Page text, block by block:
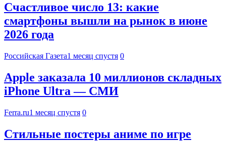
Счастливое число 13: какие
смартфоны вышли на рынок в июне
2026 года
Российская Газета1 месяц спустя 0
Apple заказала 10 миллионов складных
iPhone Ultra — СМИ
Ferra.ru1 месяц спустя 0
Стильные постеры аниме по игре